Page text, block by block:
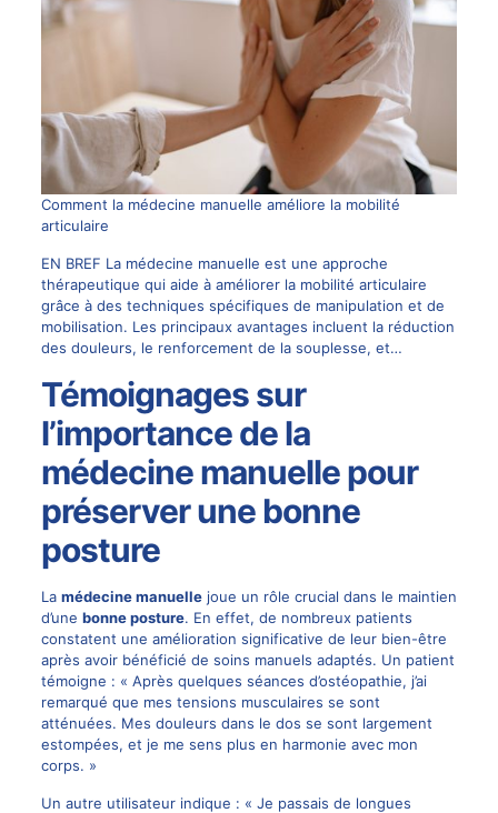
Comment la médecine manuelle améliore la mobilité
articulaire
EN BREF La médecine manuelle est une approche
thérapeutique qui aide à améliorer la mobilité articulaire
grâce à des techniques spécifiques de manipulation et de
mobilisation. Les principaux avantages incluent la réduction
des douleurs, le renforcement de la souplesse, et…
Témoignages sur
l’importance de la
médecine manuelle pour
préserver une bonne
posture
La médecine manuellejoue un rôle crucial dans le maintien
d’une bonne posture. En effet, de nombreux patients
constatent une amélioration significative de leur bien-être
après avoir bénéficié de soins manuels adaptés. Un patient
témoigne : « Après quelques séances d’ostéopathie, j’ai
remarqué que mes tensions musculaires se sont
atténuées. Mes douleurs dans le dos se sont largement
estompées, et je me sens plus en harmonie avec mon
corps. »
Un autre utilisateur indique : « Je passais de longues